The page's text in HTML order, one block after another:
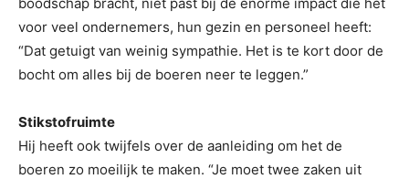
voor veel ondernemers, hun gezin en personeel heeft:
“Dat getuigt van weinig sympathie. Het is te kort door de
bocht om alles bij de boeren neer te leggen.”
Stikstofruimte
Hij heeft ook twijfels over de aanleiding om het de
boeren zo moeilijk te maken. “Je moet twee zaken uit